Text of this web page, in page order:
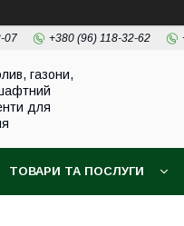
07 +380 (96) 118-32-62
газони,
для
ТОВАРИ ТА ПОСЛУГИ